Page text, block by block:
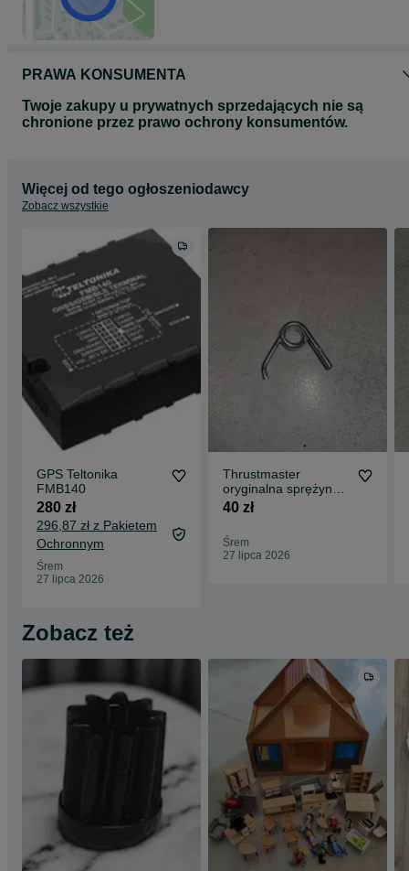
PRAWA KONSUMENTA
Twoje zakupy u prywatnych sprzedających nie są
chronione przez prawo ochrony konsumentów.
Więcej od tego ogłoszeniodawcy
Zobacz wszystkie
GPS Teltonika
FMB140
280 zł
296,87 zł z Pakietem
Ochronnym
Śrem
27 lipca 2026
Thrustmaster
oryginalna sprężyna
hamulca T150 T300
40 zł
Śrem
27 lipca 2026
Zobacz też